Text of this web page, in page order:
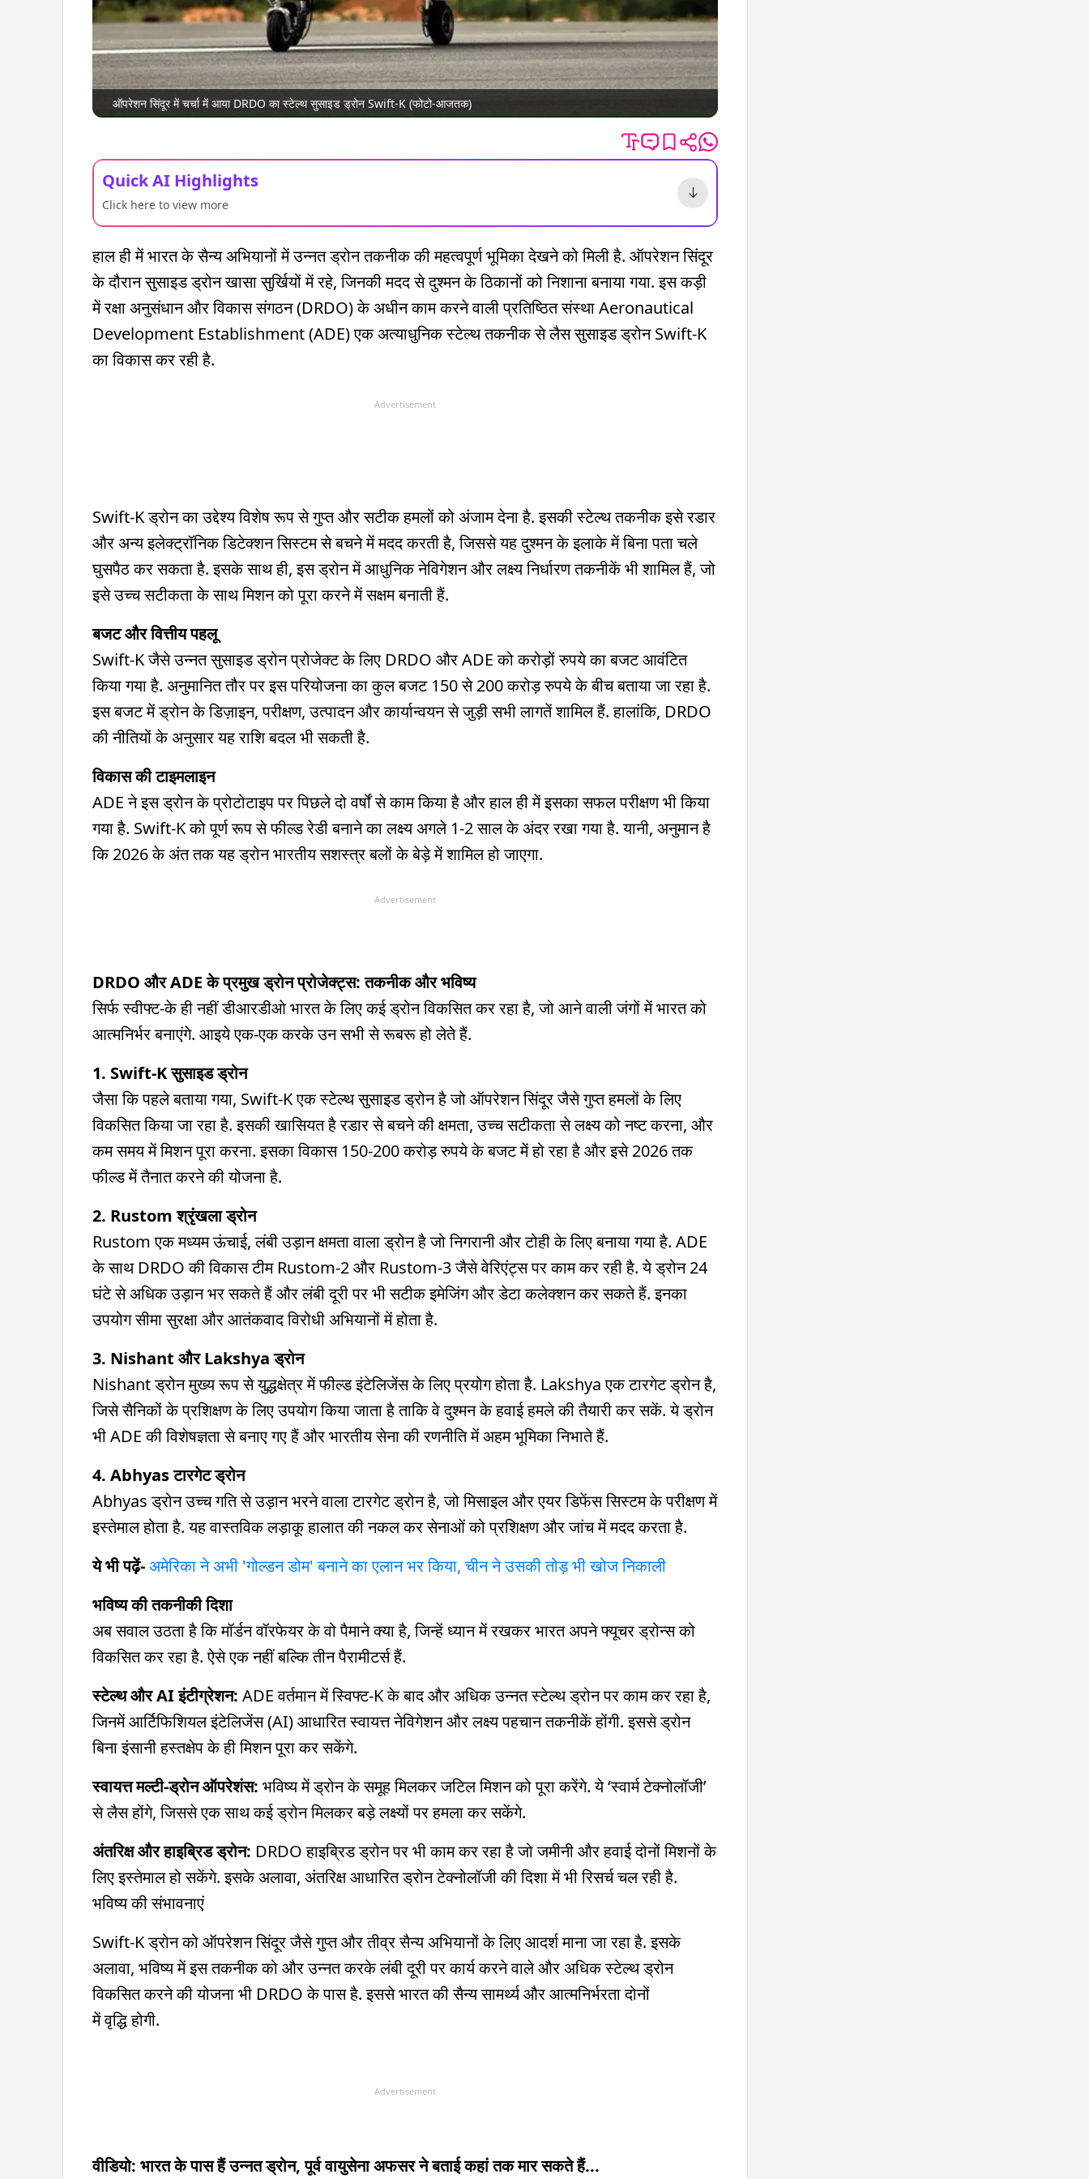
ऑपरेशन सिंदूर में चर्चा में आया DRDO का स्टेल्थ सुसाइड ड्रोन Swift-K (फोटो-आजतक)
Quick AI Highlights
Click here to view more
हाल ही में भारत के सैन्य अभियानों में उन्नत ड्रोन तकनीक की महत्वपूर्ण भूमिका देखने को मिली है. ऑपरेशन सिंदूर
के दौरान सुसाइड ड्रोन खासा सुर्खियों में रहे, जिनकी मदद से दुश्मन के ठिकानों को निशाना बनाया गया. इस कड़ी
में रक्षा अनुसंधान और विकास संगठन (DRDO) के अधीन काम करने वाली प्रतिष्ठित संस्था Aeronautical
Development Establishment (ADE) एक अत्याधुनिक स्टेल्थ तकनीक से लैस सुसाइड ड्रोन Swift-K
का विकास कर रही है.
Advertisement
Swift-K ड्रोन का उद्देश्य विशेष रूप से गुप्त और सटीक हमलों को अंजाम देना है. इसकी स्टेल्थ तकनीक इसे रडार
और अन्य इलेक्ट्रॉनिक डिटेक्शन सिस्टम से बचने में मदद करती है, जिससे यह दुश्मन के इलाके में बिना पता चले
घुसपैठ कर सकता है. इसके साथ ही, इस ड्रोन में आधुनिक नेविगेशन और लक्ष्य निर्धारण तकनीकें भी शामिल हैं, जो
इसे उच्च सटीकता के साथ मिशन को पूरा करने में सक्षम बनाती हैं.
बजट और वित्तीय पहलू
Swift-K जैसे उन्नत सुसाइड ड्रोन प्रोजेक्ट के लिए DRDO और ADE को करोड़ों रुपये का बजट आवंटित
किया गया है. अनुमानित तौर पर इस परियोजना का कुल बजट 150 से 200 करोड़ रुपये के बीच बताया जा रहा है.
इस बजट में ड्रोन के डिज़ाइन, परीक्षण, उत्पादन और कार्यान्वयन से जुड़ी सभी लागतें शामिल हैं. हालांकि, DRDO
की नीतियों के अनुसार यह राशि बदल भी सकती है.
विकास की टाइमलाइन
ADE ने इस ड्रोन के प्रोटोटाइप पर पिछले दो वर्षों से काम किया है और हाल ही में इसका सफल परीक्षण भी किया
गया है. Swift-K को पूर्ण रूप से फील्ड रेडी बनाने का लक्ष्य अगले 1-2 साल के अंदर रखा गया है. यानी, अनुमान है
कि 2026 के अंत तक यह ड्रोन भारतीय सशस्त्र बलों के बेड़े में शामिल हो जाएगा.
Advertisement
DRDO और ADE के प्रमुख ड्रोन प्रोजेक्ट्स: तकनीक और भविष्य
सिर्फ स्वीफ्ट-के ही नहीं डीआरडीओ भारत के लिए कई ड्रोन विकसित कर रहा है, जो आने वाली जंगों में भारत को
आत्मनिर्भर बनाएंगे. आइये एक-एक करके उन सभी से रूबरू हो लेते हैं.
1. Swift-K सुसाइड ड्रोन
जैसा कि पहले बताया गया, Swift-K एक स्टेल्थ सुसाइड ड्रोन है जो ऑपरेशन सिंदूर जैसे गुप्त हमलों के लिए
विकसित किया जा रहा है. इसकी खासियत है रडार से बचने की क्षमता, उच्च सटीकता से लक्ष्य को नष्ट करना, और
कम समय में मिशन पूरा करना. इसका विकास 150-200 करोड़ रुपये के बजट में हो रहा है और इसे 2026 तक
फील्ड में तैनात करने की योजना है.
2. Rustom श्रृंखला ड्रोन
Rustom एक मध्यम ऊंचाई, लंबी उड़ान क्षमता वाला ड्रोन है जो निगरानी और टोही के लिए बनाया गया है. ADE
के साथ DRDO की विकास टीम Rustom-2 और Rustom-3 जैसे वेरिएंट्स पर काम कर रही है. ये ड्रोन 24
घंटे से अधिक उड़ान भर सकते हैं और लंबी दूरी पर भी सटीक इमेजिंग और डेटा कलेक्शन कर सकते हैं. इनका
उपयोग सीमा सुरक्षा और आतंकवाद विरोधी अभियानों में होता है.
3. Nishant और Lakshya ड्रोन
Nishant ड्रोन मुख्य रूप से युद्धक्षेत्र में फील्ड इंटेलिजेंस के लिए प्रयोग होता है. Lakshya एक टारगेट ड्रोन है,
जिसे सैनिकों के प्रशिक्षण के लिए उपयोग किया जाता है ताकि वे दुश्मन के हवाई हमले की तैयारी कर सकें. ये ड्रोन
भी ADE की विशेषज्ञता से बनाए गए हैं और भारतीय सेना की रणनीति में अहम भूमिका निभाते हैं.
4. Abhyas टारगेट ड्रोन
Abhyas ड्रोन उच्च गति से उड़ान भरने वाला टारगेट ड्रोन है, जो मिसाइल और एयर डिफेंस सिस्टम के परीक्षण में
इस्तेमाल होता है. यह वास्तविक लड़ाकू हालात की नकल कर सेनाओं को प्रशिक्षण और जांच में मदद करता है.
ये भी पढ़ें-अमेरिका ने अभी 'गोल्डन डोम' बनाने का एलान भर किया, चीन ने उसकी तोड़ भी खोज निकाली
भविष्य की तकनीकी दिशा
अब सवाल उठता है कि मॉर्डन वॉरफेयर के वो पैमाने क्या है, जिन्हें ध्यान में रखकर भारत अपने फ्यूचर ड्रोन्स को
विकसित कर रहा है. ऐसे एक नहीं बल्कि तीन पैरामीटर्स हैं.
स्टेल्थ और AI इंटीग्रेशन: ADE वर्तमान में स्विफ्ट-K के बाद और अधिक उन्नत स्टेल्थ ड्रोन पर काम कर रहा है,
जिनमें आर्टिफिशियल इंटेलिजेंस (AI) आधारित स्वायत्त नेविगेशन और लक्ष्य पहचान तकनीकें होंगी. इससे ड्रोन
बिना इंसानी हस्तक्षेप के ही मिशन पूरा कर सकेंगे.
स्वायत्त मल्टी-ड्रोन ऑपरेशंस: भविष्य में ड्रोन के समूह मिलकर जटिल मिशन को पूरा करेंगे. ये ‘स्वार्म टेक्नोलॉजी’
से लैस होंगे, जिससे एक साथ कई ड्रोन मिलकर बड़े लक्ष्यों पर हमला कर सकेंगे.
अंतरिक्ष और हाइब्रिड ड्रोन: DRDO हाइब्रिड ड्रोन पर भी काम कर रहा है जो जमीनी और हवाई दोनों मिशनों के
लिए इस्तेमाल हो सकेंगे. इसके अलावा, अंतरिक्ष आधारित ड्रोन टेक्नोलॉजी की दिशा में भी रिसर्च चल रही है.
भविष्य की संभावनाएं
Swift-K ड्रोन को ऑपरेशन सिंदूर जैसे गुप्त और तीव्र सैन्य अभियानों के लिए आदर्श माना जा रहा है. इसके
अलावा, भविष्य में इस तकनीक को और उन्नत करके लंबी दूरी पर कार्य करने वाले और अधिक स्टेल्थ ड्रोन
विकसित करने की योजना भी DRDO के पास है. इससे भारत की सैन्य सामर्थ्य और आत्मनिर्भरता दोनों
में वृद्धि होगी.
Advertisement
वीडियो: भारत के पास हैं उन्नत ड्रोन, पूर्व वायुसेना अफसर ने बताई कहां तक मार सकते हैं...